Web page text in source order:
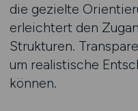
die gezielte
erleichtert den
Strukturen.
um realistische
können.